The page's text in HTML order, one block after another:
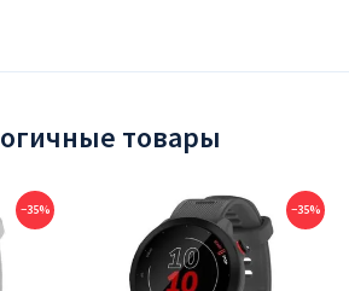
товары
−35% −35%